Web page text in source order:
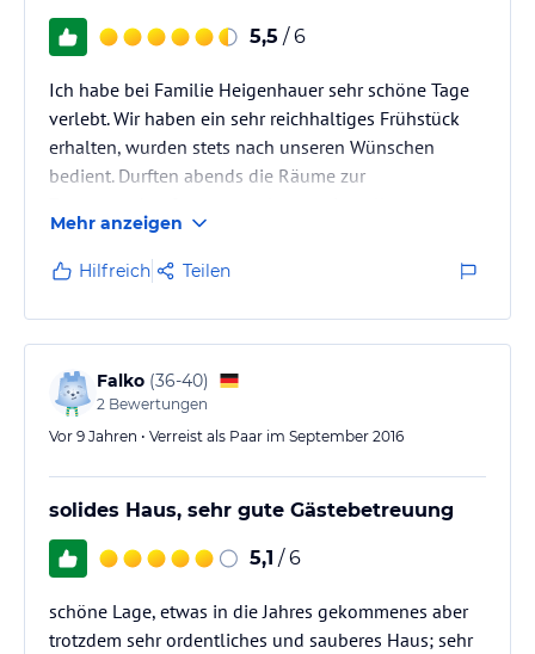
5,5 / 6
Ich habe bei Familie Heigenhauer sehr schöne Tage
verlebt. Wir haben ein sehr reichhaltiges Frühstück
erhalten, wurden stets nach unseren Wünschen
bedient. Durften abends die Räume zur
Getränke waren stets vor Ort. Wir wurden sehr gut
informiert, welche Gasthöfe empfehlenswert sind
und auch über Freizetmöglichkeiten. Ich werde die
Familie bestimmt weder einmal besuchen.
Mehr anzeigen
Hilfreich Teilen
Falko (36-40)
2 Bewertungen
Vor 9 Jahren • Verreist als Paar im September 2016
solides Haus, sehr gute Gästebetreuung
5,1 / 6
schöne Lage, etwas in die Jahres gekommenes aber
trotzdem sehr ordentliches und sauberes Haus; sehr